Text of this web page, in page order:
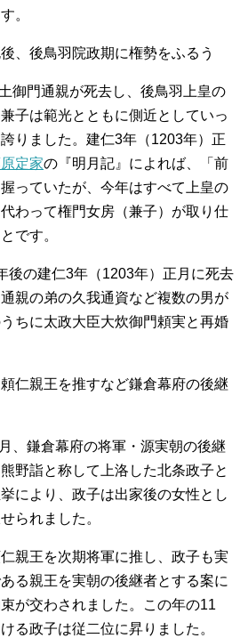
。
、後鳥羽院政期に権勢をふるう
御門通親が死去し、後鳥羽上皇の
子は範光とともに側近としていっ
りました。建仁3年（1203年）正
定家の『明月記』によれば、「前
っていたが、今年はすべて上皇の
わって権門女房（兼子）が取り仕
です。
後の建仁3年（1203年）正月に死去
親の弟の久我通資など複数の男が
ちに太政大臣大炊御門頼実と再婚
仁親王を推すなど鎌倉幕府の後継
、鎌倉幕府の将軍・源実朝の後継
野詣と称して上洛した北条政子と
により、政子は出家後の女性とし
られました。
親王を次期将軍に推し、政子も実
る親王を実朝の後継者とする案に
が交わされました。この年の11
る政子は従二位に昇りました。